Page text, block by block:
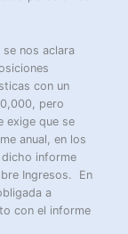
nos aclara
con un
pero
exige que se
anual, en los
informe
Ingresos. En
a
con el informe